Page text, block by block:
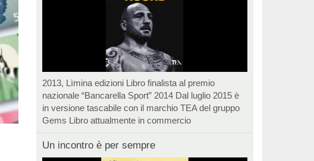
2013, Lìmina edizioni Libro finalista al premio
nazionale “Bancarella Sport” 2014 Dal luglio 2015 è
in versione tascabile con il marchio TEA del gruppo
Gems Libro attualmente in commercio
Un incontro è per sempre